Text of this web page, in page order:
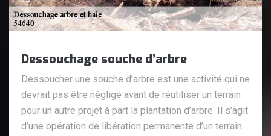
Dessouchage souche d’arbre
Dessoucher une souche d’arbre est une activité qui ne
devrait pas être négligé avant de réutiliser un terrain
pour un autre projet à part la plantation d’arbre. Il s’agit
d’une opération de libération permanente d’un terrain